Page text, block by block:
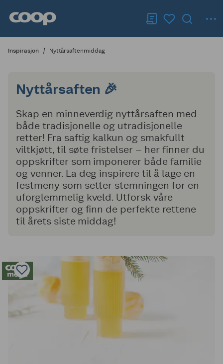
Inspirasjon Nyttårsaftenmiddag
Nyttårsaften 🎉
Skap en minneverdig nyttårsaften med
både tradisjonelle og utradisjonelle
retter! Fra saftig kalkun og smakfullt
viltkjøtt, til søte fristelser – her finner du
oppskrifter som imponerer både familie
og venner. La deg inspirere til å lage en
festmeny som setter stemningen for en
uforglemmelig kveld. Utforsk våre
oppskrifter og finn de perfekte rettene
til årets siste middag!